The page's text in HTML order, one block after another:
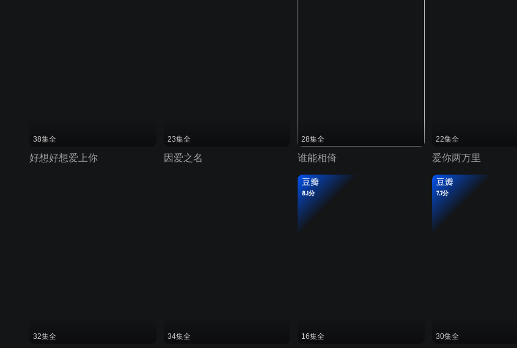
38集全
好想好想爱上你
23集全
因爱之名
28集全
谁能相倚
22集全
爱你两万里
32集全 34集全
豆瓣
8.1分
16集全
豆瓣
7.7分
30集全